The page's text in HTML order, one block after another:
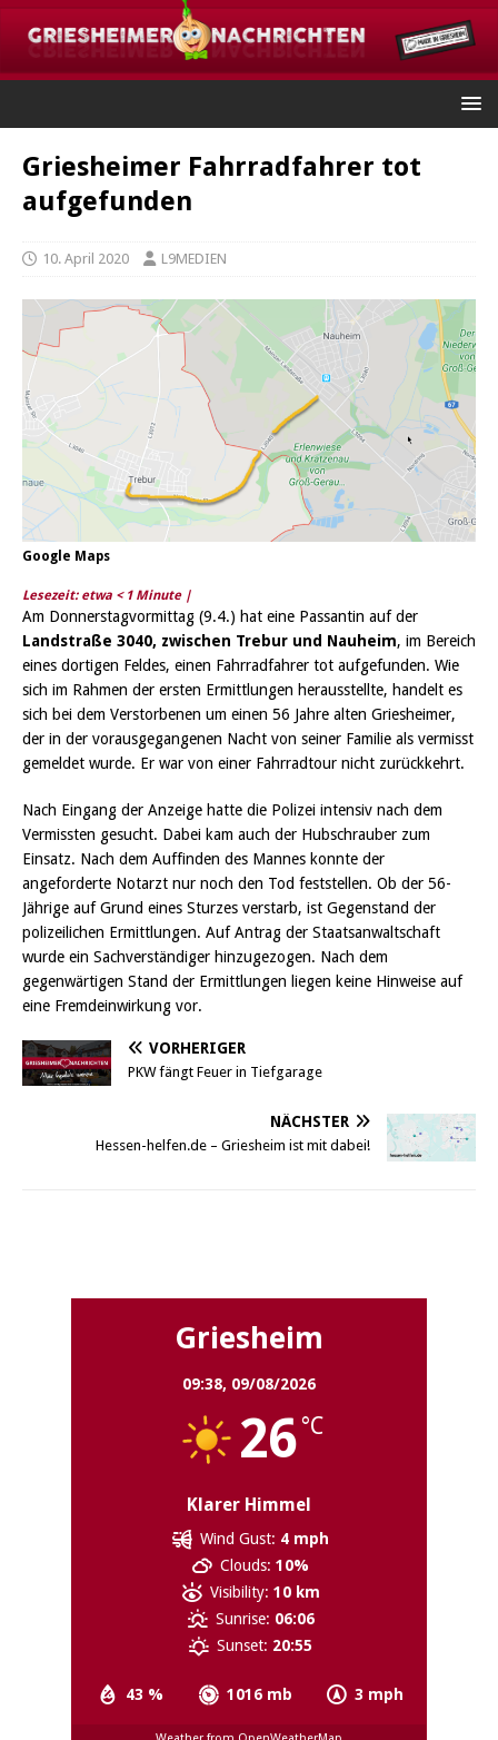
Griesheimer Fahrradfahrer tot
aufgefunden
10. April 2020 L9MEDIEN
Google Maps
Lesezeit: etwa < 1 Minute |
Am Donnerstagvormittag (9.4.) hat eine Passantin auf der
Landstraße 3040, zwischen Trebur und Nauheim, im Bereich
eines dortigen Feldes, einen Fahrradfahrer tot aufgefunden. Wie
sich im Rahmen der ersten Ermittlungen herausstellte, handelt es
sich bei dem Verstorbenen um einen 56 Jahre alten Griesheimer,
der in der vorausgegangenen Nacht von seiner Familie als vermisst
gemeldet wurde. Er war von einer Fahrradtour nicht zurückkehrt.
Nach Eingang der Anzeige hatte die Polizei intensiv nach dem
Vermissten gesucht. Dabei kam auch der Hubschrauber zum
Einsatz. Nach dem Auffinden des Mannes konnte der
angeforderte Notarzt nur noch den Tod feststellen. Ob der 56-
Jährige auf Grund eines Sturzes verstarb, ist Gegenstand der
polizeilichen Ermittlungen. Auf Antrag der Staatsanwaltschaft
wurde ein Sachverständiger hinzugezogen. Nach dem
gegenwärtigen Stand der Ermittlungen liegen keine Hinweise auf
eine Fremdeinwirkung vor.
VORHERIGER
PKW fängt Feuer in Tiefgarage
NÄCHSTER
Hessen-helfen.de – Griesheim ist mit dabei!
Griesheim
09:38, 09/08/2026
26°C
Klarer Himmel
43 % 1016 mb 3 mph
Wind Gust: 4 mph
Clouds: 10%
Visibility: 10 km
Sunrise: 06:06
Sunset: 20:55